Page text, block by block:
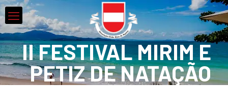
II FESTIVAL MIRIM E
PETIZ DE NATAÇÃO